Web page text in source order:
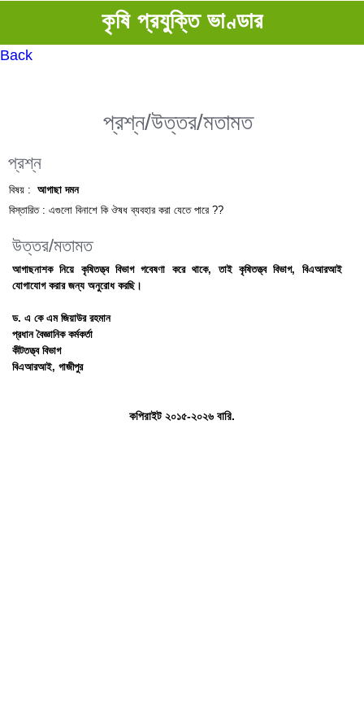
কৃষি প্রযুক্তি ভাণ্ডার
Back
প্রশ্ন/উত্তর/মতামত
প্রশ্ন
বিষয় :
আগাছা দমন
বিস্তারিত : এগুলো বিনাশে কি ঔষধ ব্যবহার করা যেতে পারে ??
উত্তর/মতামত
আগাছনাশক নিয়ে কৃষিতত্ত্ব বিভাগ গবেষণা করে থাকে, তাই কৃষিতত্ত্ব বিভাগ, বিএআরআই
যোগাযোগ করার জন্য অনুরোধ করছি।
ড. এ কে এম জিয়াউর রহমান
প্রধান বৈজ্ঞানিক কর্মকর্তা
কীটতত্ত্ব বিভাগ
বিএআরআই, গাজীপুর
কপিরাইট ২০১৫-২০২৬ বারি.